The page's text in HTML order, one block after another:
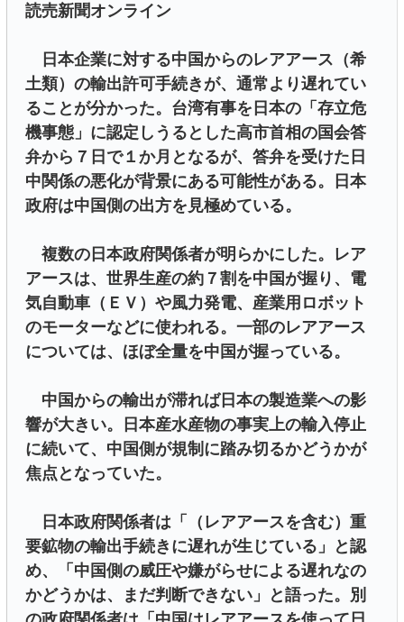
読売新聞オンライン
日本企業に対する中国からのレアアース（希
土類）の輸出許可手続きが、通常より遅れてい
ることが分かった。台湾有事を日本の「存立危
機事態」に認定しうるとした高市首相の国会答
弁から７日で１か月となるが、答弁を受けた日
中関係の悪化が背景にある可能性がある。日本
政府は中国側の出方を見極めている。
複数の日本政府関係者が明らかにした。レア
アースは、世界生産の約７割を中国が握り、電
気自動車（ＥＶ）や風力発電、産業用ロボット
のモーターなどに使われる。一部のレアアース
については、ほぼ全量を中国が握っている。
中国からの輸出が滞れば日本の製造業への影
響が大きい。日本産水産物の事実上の輸入停止
に続いて、中国側が規制に踏み切るかどうかが
焦点となっていた。
日本政府関係者は「（レアアースを含む）重
要鉱物の輸出手続きに遅れが生じている」と認
め、「中国側の威圧や嫌がらせによる遅れなの
かどうかは、まだ判断できない」と語った。別